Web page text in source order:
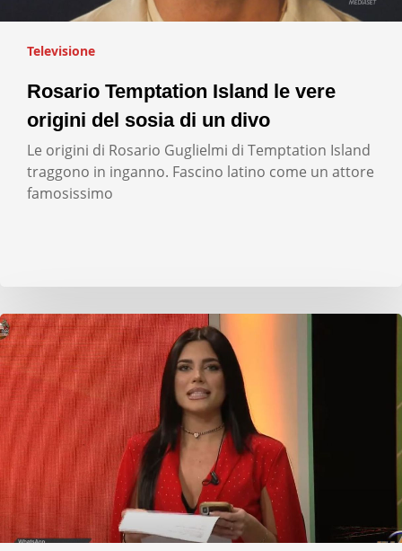
Televisione
Rosario Temptation Island le vere
origini del sosia di un divo
Le origini di Rosario Guglielmi di Temptation Island
traggono in inganno. Fascino latino come un attore
famosissimo